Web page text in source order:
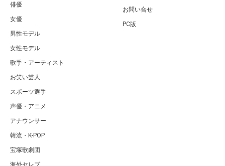
俳優
女優
男性モデル
女性モデル
歌手・アーティスト
お笑い芸人
スポーツ選手
声優・アニメ
アナウンサー
韓流・K-POP
宝塚歌劇団
海外セレブ
お問い合せ
PC版